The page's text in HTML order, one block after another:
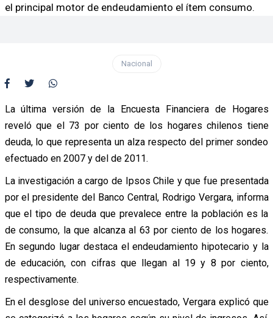
el principal motor de endeudamiento el ítem consumo.
Nacional
La última versión de la Encuesta Financiera de Hogares
reveló que el 73 por ciento de los hogares chilenos tiene
deuda, lo que representa un alza respecto del primer sondeo
efectuado en 2007 y del de 2011.
La investigación a cargo de Ipsos Chile y que fue presentada
por el presidente del Banco Central, Rodrigo Vergara, informa
que el tipo de deuda que prevalece entre la población es la
de consumo, la que alcanza al 63 por ciento de los hogares.
En segundo lugar destaca el endeudamiento hipotecario y la
de educación, con cifras que llegan al 19 y 8 por ciento,
respectivamente.
En el desglose del universo encuestado, Vergara explicó que